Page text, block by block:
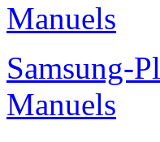
Manuels
Samsung-
Manuels